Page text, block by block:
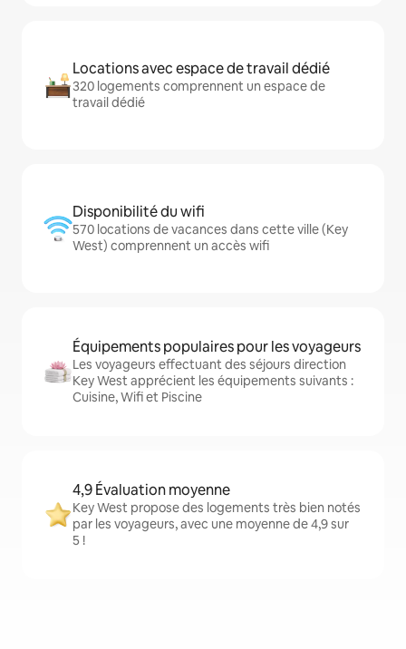
Locations avec espace de travail dédié
320 logements comprennent un espace de
travail dédié
Disponibilité du wifi
570 locations de vacances dans cette ville (Key
West) comprennent un accès wifi
Équipements populaires pour les voyageurs
Les voyageurs effectuant des séjours direction
Key West apprécient les équipements suivants :
Cuisine, Wifi et Piscine
4,9 Évaluation moyenne
Key West propose des logements très bien notés
par les voyageurs, avec une moyenne de 4,9 sur
5 !